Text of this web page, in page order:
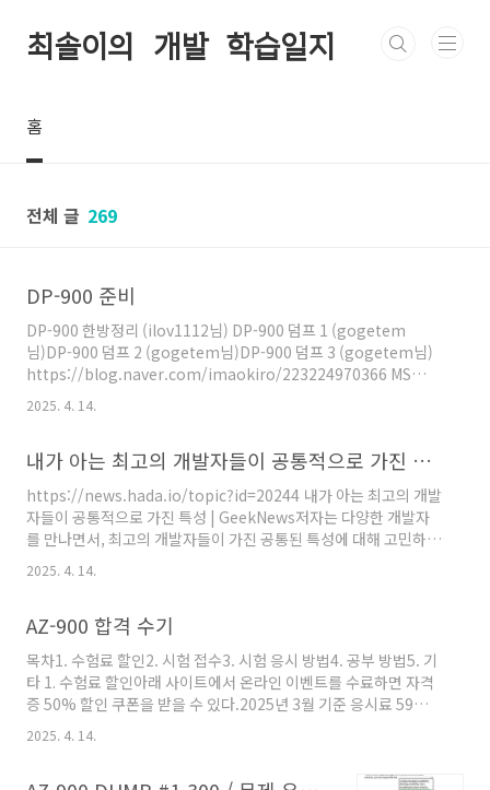
최솔이의 개발 학습일지
홈
전체 글 269
DP-900 준비
DP-900 한방정리 (ilov1112님) DP-900 덤프 1 (gogetem
님)DP-900 덤프 2 (gogetem님)DP-900 덤프 3 (gogetem님)
https://blog.naver.com/imaokiro/223224970366 MS
Azure DP-900 Examtopics 링크 #1(No.127 ~ No.139)128번
문제까지는 사이트에서 무료로 볼 수 있습니다. 127
2025. 4. 14.
내가 아는 최고의 개발자들이 공통적으로 가진 특성
https://news.hada.io/topic?id=20244 내가 아는 최고의 개발
자들이 공통적으로 가진 특성 | GeekNews저자는 다양한 개발자
를 만나면서, 최고의 개발자들이 가진 공통된 특성에 대해 고민하게
됨이 글은 초보 개발자나 성장하고 싶은 사람들에게 영감을 주기 위
해 작성된 관찰 기록임레퍼런스 문news.hada.io 저자는 다양한
민하게 됨이 글은 초보 개발자나 성장하고 싶은 사람들에게 영감을
주기 위해 작성된 관찰 기록임레퍼런스 문서를 먼저 읽을 것Stack
Overflow나 LLM을 먼저 찾기보다는 공식 문서를 먼저 읽는 습관
을 들이는 것이 중요함Apache, Python, TOML 등의 공식 문서는
실제로 꽤 잘 작..
2025. 4. 14.
AZ-900 합격 수기
목차1. 수험료 할인2. 시험 접수3. 시험 응시 방법4. 공부 방법5. 기
타 1. 수험료 할인아래 사이트에서 온라인 이벤트를 수료하면 자격
증 50% 할인 쿠폰을 받을 수 있다.2025년 3월 기준 응시료 59달러
지만, 29.5달러만 지불하고 시험을 접수할 수 있
다.https://events.microsoft.com/ko-kr/allevents
Microsoft 이벤트와 함께 목표를 발전시키세요전문성을 확장하
2025. 4. 14.